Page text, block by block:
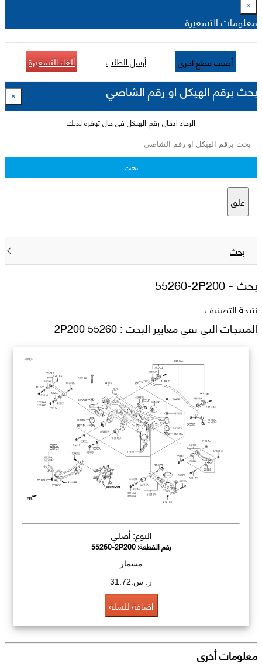
×
معلومات التسعيرة
أضف قطع اخرى أرسل الطلب ألغاء التسعيرة
بحث برقم الهيكل او رقم الشاصي ×
الرجاء ادخال رقم الهيكل في حال توفره لديك
بحث
غلق
بحث
بحث -55260-2P200
نتيجة التصنيف
المنتجات التي تفي معايير البحث : 55260 2P200
النوع: أصلي
رقم القطعة:55260-2P200
مسمار
ر. س.31.72
اضافة للسلة
معلومات أخرى